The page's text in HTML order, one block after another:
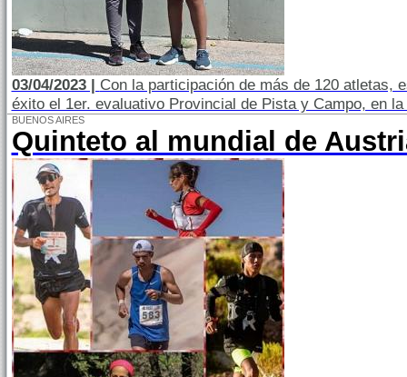
03/04/2023 | Con la participación de más de 120 atletas,
éxito el 1er. evaluativo Provincial de Pista y Campo, en
BUENOS AIRES
Quinteto al mundial de